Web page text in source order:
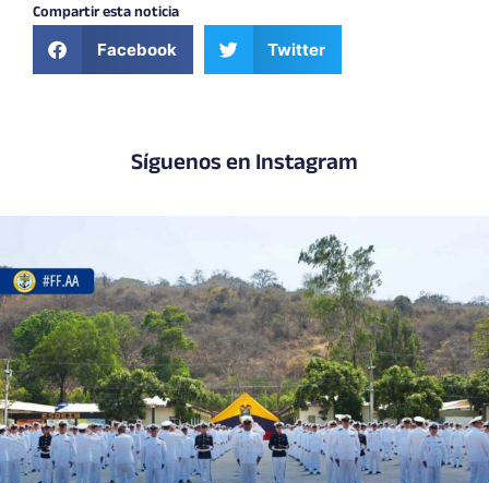
Compartir esta noticia
Facebook Twitter
Síguenos en Instagram